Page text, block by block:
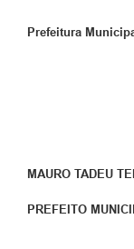
Prefeitura
MAURO TADEU
PREFEITO